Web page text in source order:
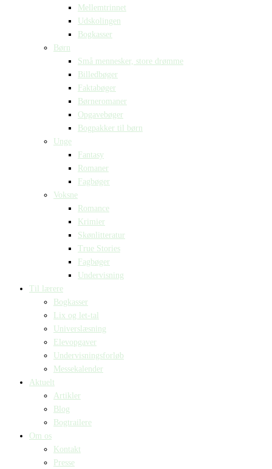
Mellemtrinnet
Udskolingen
Bogkasser
Børn
Små mennesker, store drømme
Billedbøger
Faktabøger
Børneromaner
Opgavebøger
Bogpakker til børn
Unge
Fantasy
Romaner
Fagbøger
Voksne
Romance
Krimier
Skønlitteratur
True Stories
Fagbøger
Undervisning
Til lærere
Bogkasser
Lix og let-tal
Universlæsning
Elevopgaver
Undervisningsforløb
Messekalender
Aktuelt
Artikler
Blog
Bogtrailere
Om os
Kontakt
Presse